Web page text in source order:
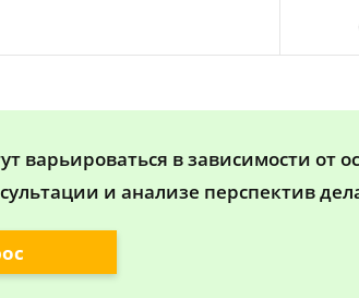
в зависимости от
и анализе перспектив